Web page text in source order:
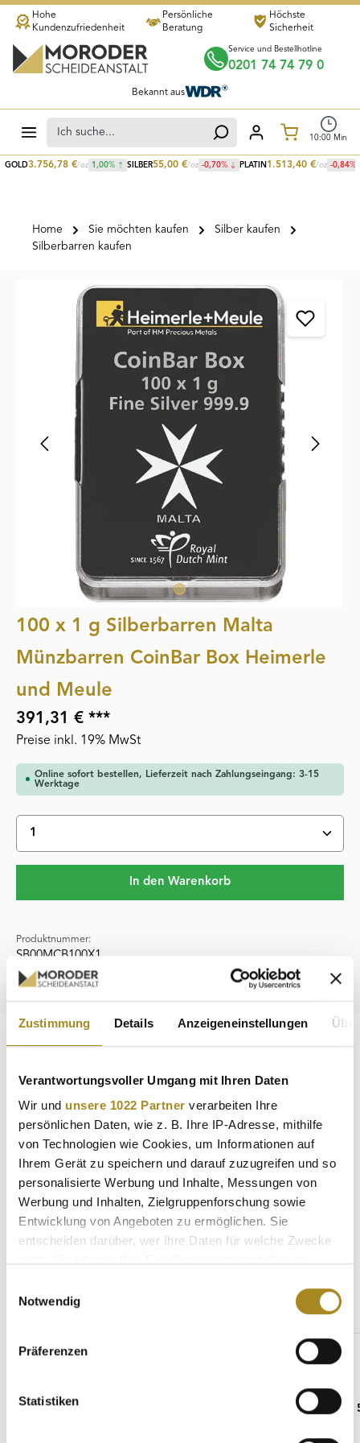
Zustimmung Details Anzeigeneinstellungen
Verantwortungsvoller Umgang mit Ihren Daten
Wir und unsere 1022 Partner verarbeiten Ihre
persönlichen Daten, wie z. B. Ihre IP-Adresse, mithilfe
von Technologien wie Cookies, um Informationen auf
Ihrem Gerät zu speichern und darauf zuzugreifen und so
personalisierte Werbung und Inhalte, Messungen von
Werbung und Inhalten, Zielgruppenforschung sowie
Entwicklung von Angeboten zu ermöglichen. Sie
entscheiden darüber, wer Ihre Daten für welche Zwecke
Trigger Symbol ändern oder widerrufen
Informationen über Ihre geografische Lage
können
bestimmten Merkmalen (Fingerprinting) identifizieren
Notwendig
Präferenzen
Statistiken
Zum Hauptinhalt springen
GOLD3.756,78 €/oz 1,00% SILBER55,00 €/oz -0,70% PLATIN 1.513,40 €/oz -0,84%
Hohe
Kundenzufriedenheit
Persönliche
Beratung
Höchste
Sicherheit
Service und Bestellhotline
0201 74 74 79 0
Bekannt aus
10:00 Min
Home Sie möchten kaufen
Silber kaufen
Silberbarren kaufen
Bildergalerie überspringen
100 x 1 g Silberbarren Malta
Münzbarren CoinBar Box Heimerle
und Meule
391,31 € ***
Preise inkl. 19% MwSt
Online sofort bestellen, Lieferzeit nach Zahlungseingang: 3-15
Werktage
Produkt Anzahl: Gib den gewünschten Wert ein
In den Warenkorb
Produktnummer:
SB00MCB100X1
Hersteller:
Heimerle & Meule
Beschreibung
Die 100 x 1 g Silbermünzbarren Malta CoinBar Box von
Silber in b…Mehr
Eigenschaften
Hersteller
Weitere Angebote